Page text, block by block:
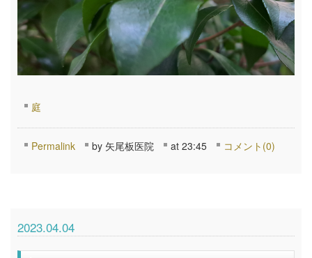
庭
Permalink by 矢尾板医院 at 23:45 コメント(0)
2023.04.04